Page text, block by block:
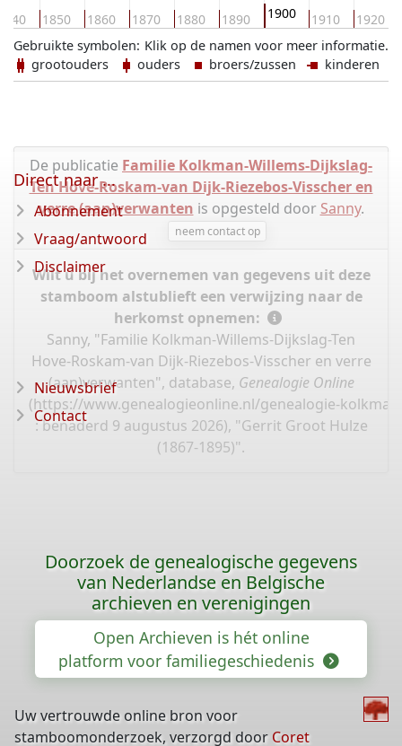
1850 1860 1870 1880 1890 1900 1910 1920
Klik op de namen voor meer informatie.
Gebruikte symbolen:
grootouders
ouders broers/zussen kinderen
De publicatie Familie Kolkman-Willems-Dijkslag-
Ten Hove-Roskam-van Dijk-Riezebos-Visscher en
verre (aan)verwanten is opgesteld door Sanny.
neem contact op
Wilt u bij het overnemen van gegevens uit deze
stamboom alstublieft een verwijzing naar de
herkomst opnemen:
Sanny, "Familie Kolkman-Willems-Dijkslag-Ten
Hove-Roskam-van Dijk-Riezebos-Visscher en verre
(aan)verwanten", database, Genealogie Online
(https://www.genealogieonline.nl/genealogie-
: benaderd 9 augustus 2026), "Gerrit Groot Hulze
(1867-1895)".
Direct naar ...
Abonnement
Vraag/antwoord
Disclaimer
Nieuwsbrief
Contact
Doorzoek de genealogische gegevens
van Nederlandse en Belgische
archieven en verenigingen
Open Archieven is hét online
platform voor familiegeschiedenis
Uw vertrouwde online bron voor
stamboomonderzoek, verzorgd door Coret